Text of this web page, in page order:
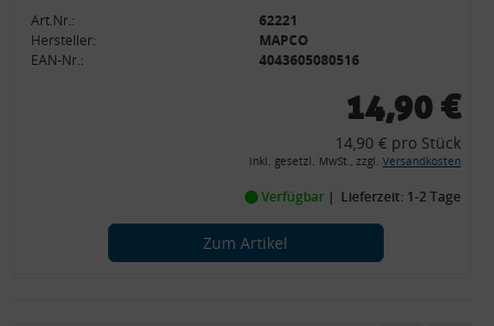
Art.Nr.:
62221
Hersteller:
MAPCO
EAN-Nr.:
4043605080516
14,90 €
14,90 € pro Stück
inkl. gesetzl. MwSt., zzgl. Versandkosten
Verfügbar Lieferzeit: 1-2 Tage
Zum Artikel